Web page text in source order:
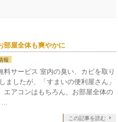
部屋全体も爽やかに
報
サービス 室内の臭い、カビを取り
したが、「すまいの便利屋さん」
エアコンはもちろん、お部屋全体の
…
この記事を読む